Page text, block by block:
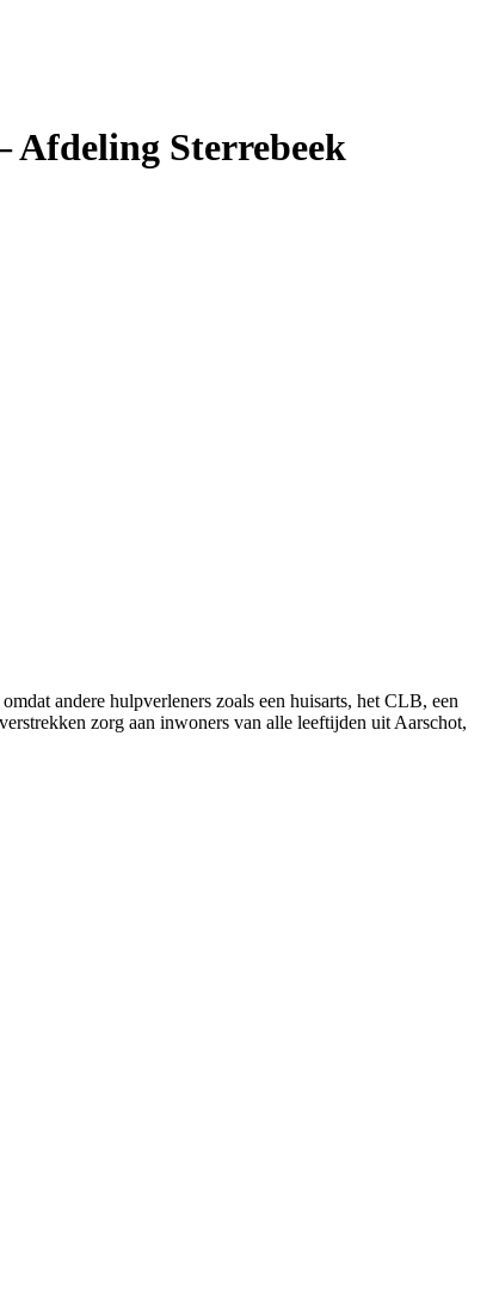
Afdeling Sterrebeek
andere hulpverleners zoals een huisarts, het CLB, een
zorg aan inwoners van alle leeftijden uit Aarschot,